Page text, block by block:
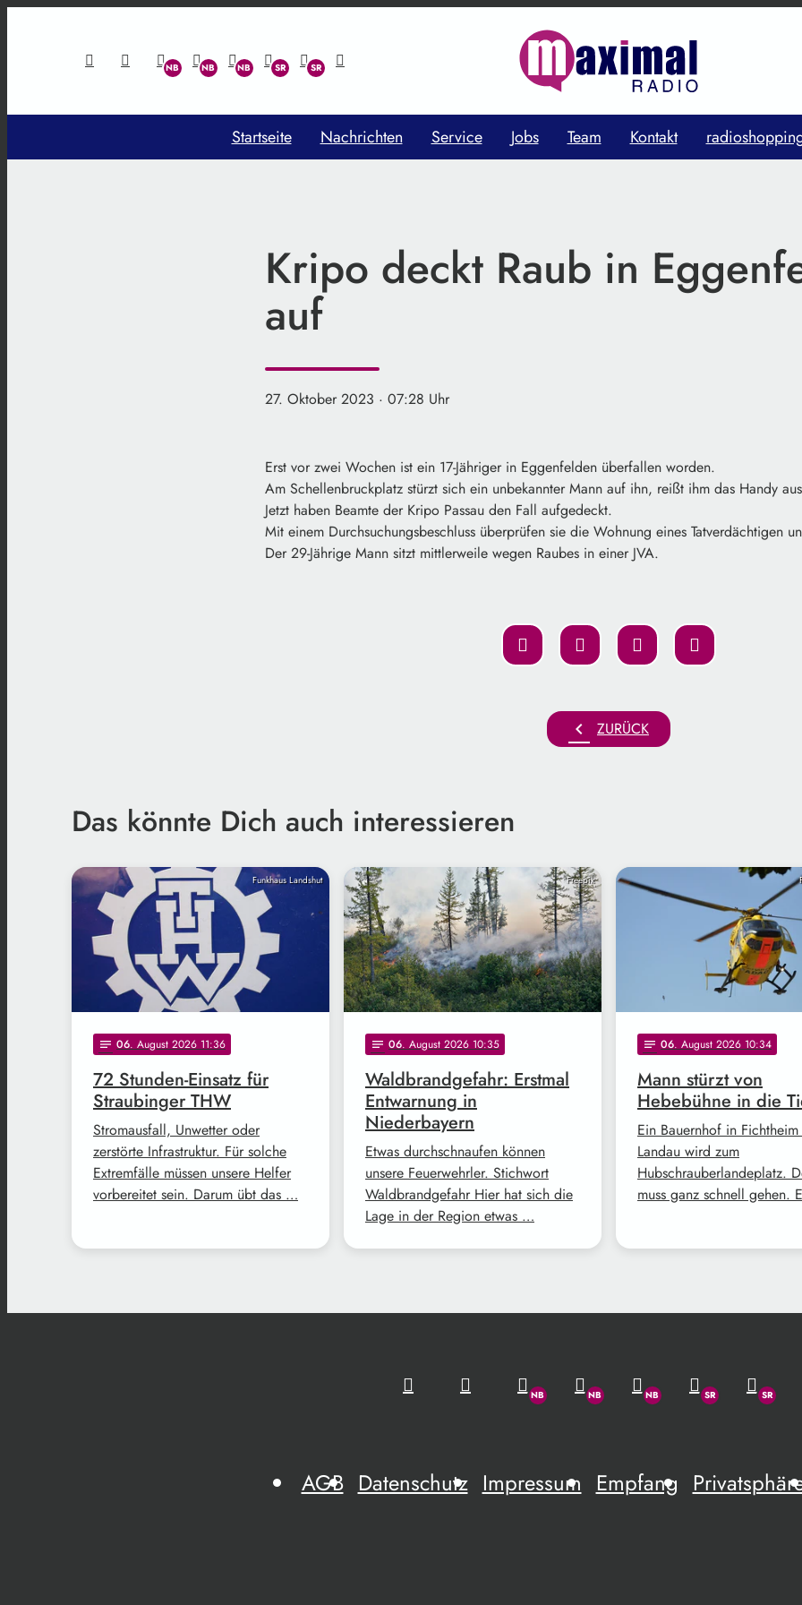
Startseite Nachrichten Service Jobs Team Kontakt
Kripo deckt Raub in
auf
27. Oktober 2023 · 07:28 Uhr
Erst vor zwei Wochen ist ein 17-Jähriger in Eggenfelden überfallen worden.
Am Schellenbruckplatz stürzt sich ein unbekannter Mann auf ihn, reißt ihm das Handy
Jetzt haben Beamte der Kripo Passau den Fall aufgedeckt.
Mit einem Durchsuchungsbeschluss überprüfen sie die Wohnung eines Tatverdächtigen
Der 29-Jährige Mann sitzt mittlerweile wegen Raubes in einer JVA.
chevron_left ZURÜCK
Das könnte Dich auch interessieren
Funkhaus Landshut
notes 06. August 2026 11:36
72 Stunden-Einsatz für
Straubinger THW
Stromausfall, Unwetter oder
zerstörte Infrastruktur. Für solche
Extremfälle müssen unsere Helfer
vorbereitet sein. Darum übt das …
Freepik
notes 06. August 2026 10:35
Waldbrandgefahr: Erstmal
Entwarnung in
Niederbayern
Etwas durchschnaufen können
unsere Feuerwehrler. Stichwort
Waldbrandgefahr Hier hat sich die
Lage in der Region etwas …
notes 06. August 2026 10:34
Mann stürzt von
Hebebühne in die
Ein Bauernhof in
Landau wird zum
Hubschrauberlandeplatz.
muss ganz schnell gehen.
AGB Datenschutz Impressum Empfang